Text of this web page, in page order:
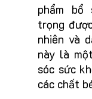
phẩm bổ
trọng
nhiên và
này là
sóc sức
các chất